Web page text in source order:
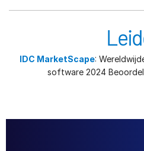
IDC MarketScape:
software 2024